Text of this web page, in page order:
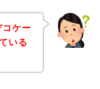
ケー
いる